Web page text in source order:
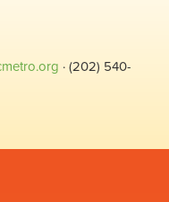
· (202) 540-